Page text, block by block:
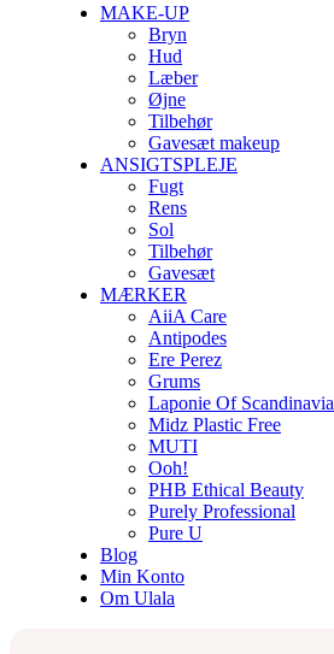
Close
MAKE-UP
Bryn
Hud
Læber
Øjne
Tilbehør
Gavesæt makeup
ANSIGTSPLEJE
Fugt
Rens
Sol
Tilbehør
Gavesæt
MÆRKER
AiiA Care
Antipodes
Ere Perez
Grums
Laponie Of Scandinavia
Midz Plastic Free
MUTI
Ooh!
PHB Ethical Beauty
Purely Professional
Pure U
Blog
Min Konto
Om Ulala